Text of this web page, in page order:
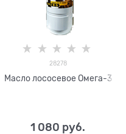
28278
Масло лососевое Омега-3
1 080 руб.